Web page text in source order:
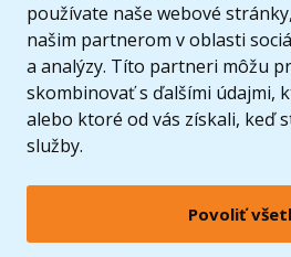
používate naše webové
našim partnerom v oblasti
a analýzy. Títo partneri môžu
skombinovať s ďalšími údajmi,
alebo ktoré od vás získali, keď
služby.
Povoliť
© 2005 - 2026